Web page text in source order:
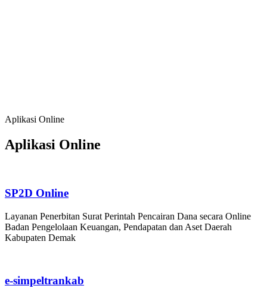
Aplikasi Online
Aplikasi Online
SP2D Online
Layanan Penerbitan Surat Perintah Pencairan Dana secara Online
Badan Pengelolaan Keuangan, Pendapatan dan Aset Daerah
Kabupaten Demak
e-simpeltrankab